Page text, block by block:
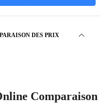
DES PRIX
Comparaison